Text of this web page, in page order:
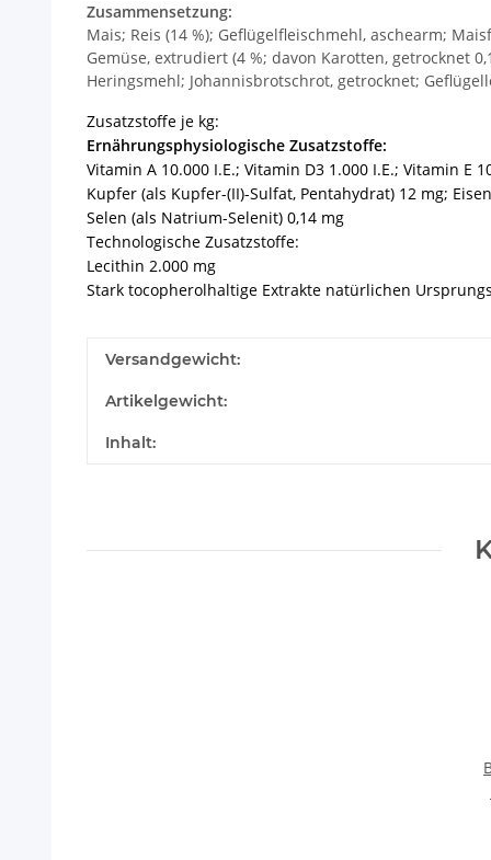
Zusammensetzung:
Mais; Reis (14 %); Geflügelfleischmehl, aschearm;
Gemüse, extrudiert (4 %; davon Karotten, getrocknet
Heringsmehl; Johannisbrotschrot, getrocknet;
Zusatzstoffe je kg:
Ernährungsphysiologische Zusatzstoffe:
Vitamin A 10.000 I.E.; Vitamin D3 1.000 I.E.; Vitamin E
Kupfer (als Kupfer-(II)-Sulfat, Pentahydrat) 12 mg;
Selen (als Natrium-Selenit) 0,14 mg
Technologische Zusatzstoffe:
Lecithin 2.000 mg
Stark tocopherolhaltige Extrakte natürlichen
Versandgewicht:
Artikelgewicht:
Inhalt: